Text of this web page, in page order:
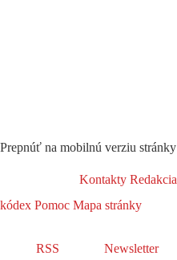
Prepnúť na mobilnú verziu stránky
Kontakty Redakcia
kódex Pomoc Mapa stránky
RSS Newsletter